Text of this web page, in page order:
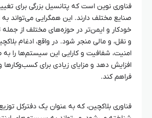
فناوری نوین است که پتانسیل بزرگی برای
صنایع مختلف دارند. این همگرایی می‌تواند
خودکار و ایمن‌تر در حوزه‌های مختلف از
امنیت، شفافیت و کارایی این سیستم‌ها را
افزایش دهد و مزایای زیادی برای
فراهم کند.
فناوری بلاکچین، که به عنوان یک دفترکل